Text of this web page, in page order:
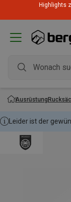
Highlights
Ausrüstung
Leider ist der